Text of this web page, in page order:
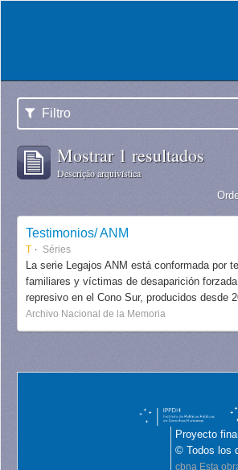
Filtro
Mostrar 1 resultados
Descrição arquivística
Testimonios/ ANM
T Séries
La serie Legajos ANM está conformada por
familiares y víctimas de desaparición
represivo en el Cono Sur, producidos desde
Archivo Nacional de la Memoria
Proyecto
© Todos los
cbna Esta